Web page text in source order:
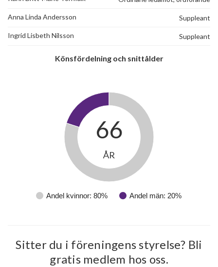
Anna Linda Andersson Suppleant
Ingrid Lisbeth Nilsson Suppleant
Könsfördelning och snittålder
Andel kvinnor: 80% Andel män: 20%
66
ÅR
Sitter du i föreningens styrelse? Bli
gratis medlem hos oss.